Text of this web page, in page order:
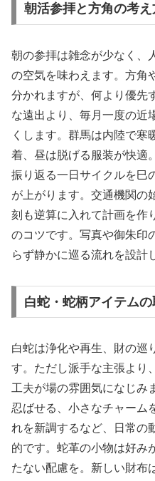
朝活参拝と方角の考え
朝の参拝は雑念が少なく、
の空気を味わえます。方角
分かれますが、何より優先
な遠出より、毎月一度の近
くします。群馬は内陸で寒
着、昼は脱げる服装が快適
振り返る一日サイクルを巳
が上がります。交通機関の
刻も逆算に入れて計画を作
のコツです。写真や御朱印
らず静かに巡る流れを設計
白蛇・蛇柄アイテム
白蛇は浄化や再生、財の巡
す。ただし派手な主張より
工夫が場の雰囲気になじみ
忍ばせる、小さなチャーム
れを新調するなど、日常の
的です。蛇革の小物は好み
たない配慮を。新しい財布